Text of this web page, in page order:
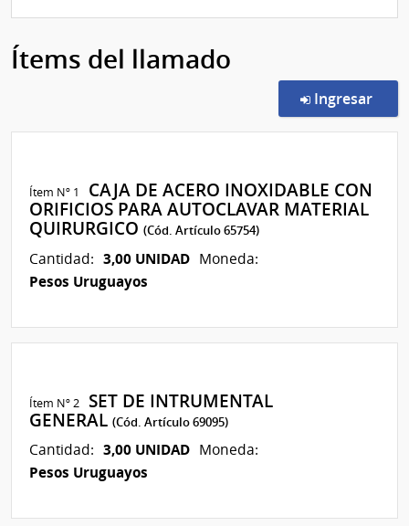
Ítems del llamado
Ingresar
Ítem Nº 1
CAJA DE ACERO INOXIDABLE CON
ORIFICIOS PARA AUTOCLAVAR MATERIAL
QUIRURGICO(Cód. Artículo 65754)
Cantidad: 3,00 UNIDAD Moneda:
Pesos Uruguayos
Ítem Nº 2
SET DE INTRUMENTAL
GENERAL(Cód. Artículo 69095)
Cantidad: 3,00 UNIDAD Moneda:
Pesos Uruguayos